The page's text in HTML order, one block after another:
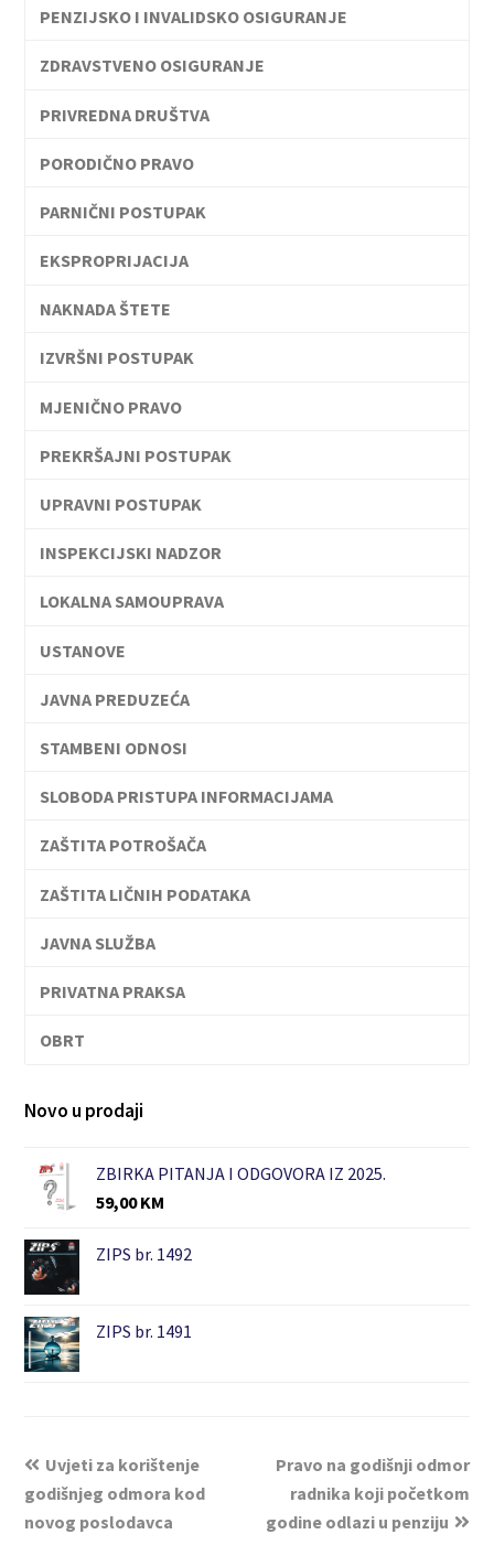
PENZIJSKO I INVALIDSKO OSIGURANJE
ZDRAVSTVENO OSIGURANJE
PRIVREDNA DRUŠTVA
PORODIČNO PRAVO
PARNIČNI POSTUPAK
EKSPROPRIJACIJA
NAKNADA ŠTETE
IZVRŠNI POSTUPAK
MJENIČNO PRAVO
PREKRŠAJNI POSTUPAK
UPRAVNI POSTUPAK
INSPEKCIJSKI NADZOR
LOKALNA SAMOUPRAVA
USTANOVE
JAVNA PREDUZEĆA
STAMBENI ODNOSI
SLOBODA PRISTUPA INFORMACIJAMA
ZAŠTITA POTROŠAČA
ZAŠTITA LIČNIH PODATAKA
JAVNA SLUŽBA
PRIVATNA PRAKSA
OBRT
Novo u prodaji
ZBIRKA PITANJA I ODGOVORA IZ 2025.
59,00KM
ZIPS br. 1492
ZIPS br. 1491
Uvjeti za korištenje
godišnjeg odmora kod
novog poslodavca
Pravo na godišnji odmor
radnika koji početkom
godine odlazi u penziju